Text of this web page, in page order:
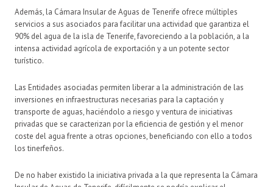
Además, la Cámara Insular de Aguas de Tenerife ofrece múltiples
servicios a sus asociados para facilitar una actividad que garantiza el
90% del agua de la isla de Tenerife, favoreciendo a la población, a la
intensa actividad agrícola de exportación y a un potente sector
turístico.
Las Entidades asociadas permiten liberar a la administración de las
inversiones en infraestructuras necesarias para la captación y
transporte de aguas, haciéndolo a riesgo y ventura de iniciativas
privadas que se caracterizan por la eficiencia de gestión y el menor
coste del agua frente a otras opciones, beneficiando con ello a todos
los tinerfeños.
De no haber existido la iniciativa privada a la que representa la Cámara